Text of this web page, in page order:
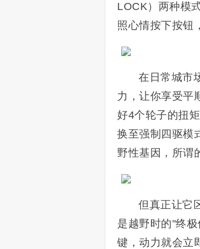
LOCK）两种模
照心情按下按钮
在日常城市
力，让你享受平
好4个轮子的扭
换至强制四驱模
野性基因，所谓
但真正让它
是越野时的"终
键，动力就会立